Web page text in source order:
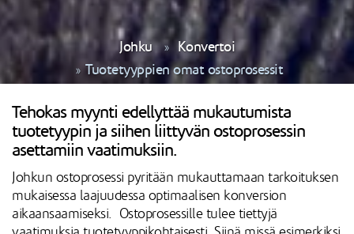
Johku
Konvertoi
Tuotetyyppien omat ostoprosessit
Tehokas myynti edellyttää mukautumista
tuotetyypin ja siihen liittyvän ostoprosessin
asettamiin vaatimuksiin.
Johkun ostoprosessi pyritään mukauttamaan tarkoituksen
mukaisessa laajuudessa optimaalisen konversion
aikaansaamiseksi. Ostoprosessille tulee tiettyjä